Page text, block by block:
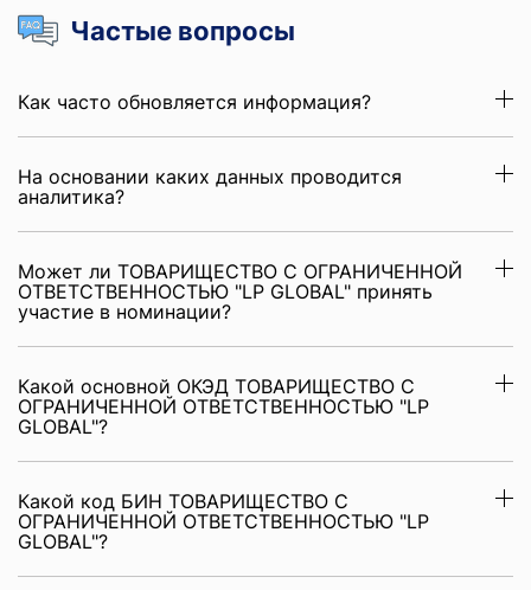
Частые вопросы
Как часто обновляется информация?
На основании каких данных проводится
аналитика?
Может ли ТОВАРИЩЕСТВО С ОГРАНИЧЕННОЙ
ОТВЕТСТВЕННОСТЬЮ "LP GLOBAL" принять
участие в номинации?
Какой основной ОКЭД ТОВАРИЩЕСТВО С
ОГРАНИЧЕННОЙ ОТВЕТСТВЕННОСТЬЮ "LP
GLOBAL"?
Какой код БИН ТОВАРИЩЕСТВО С
ОГРАНИЧЕННОЙ ОТВЕТСТВЕННОСТЬЮ "LP
GLOBAL"?